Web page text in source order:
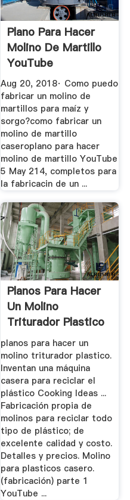
Plano Para Hacer
Molino De Martillo
YouTube
Aug 20, 2018· Como puedo
fabricar un molino de
martillos para maíz y
sorgo?como fabricar un
molino de martillo
caseroplano para hacer
molino de martillo YouTube
5 May 214, completos para
la fabricacin de un ...
Planos Para Hacer
Un Molino
Triturador Plastico
planos para hacer un
molino triturador plastico.
Inventan una máquina
casera para reciclar el
plástico Cooking Ideas ...
Fabricación propia de
molinos para reciclar todo
tipo de plástico; de
excelente calidad y costo.
Detalles y precios. Molino
para plasticos casero.
(fabricación) parte 1
YouTube ...